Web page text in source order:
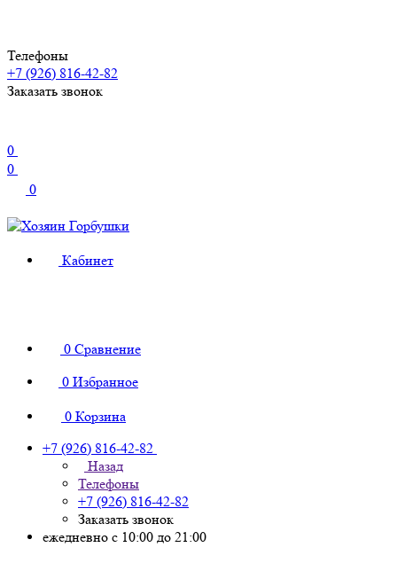
Телефоны
+7 (926) 816-42-82
Заказать звонок
0
0
0
Кабинет
0 Сравнение
0 Избранное
0 Корзина
+7 (926) 816-42-82
Назад
Телефоны
+7 (926) 816-42-82
Заказать звонок
ежедневно с 10:00 до 21:00